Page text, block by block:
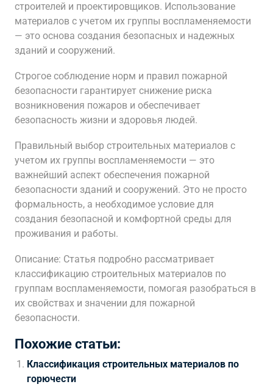
строителей и проектировщиков. Использование
материалов с учетом их группы воспламеняемости
— это основа создания безопасных и надежных
зданий и сооружений.
Строгое соблюдение норм и правил пожарной
безопасности гарантирует снижение риска
возникновения пожаров и обеспечивает
безопасность жизни и здоровья людей.
Правильный выбор строительных материалов с
учетом их группы воспламеняемости — это
важнейший аспект обеспечения пожарной
безопасности зданий и сооружений. Это не просто
формальность, а необходимое условие для
создания безопасной и комфортной среды для
проживания и работы.
Описание: Статья подробно рассматривает
классификацию строительных материалов по
группам воспламеняемости, помогая разобраться в
их свойствах и значении для пожарной
безопасности.
Похожие статьи:
Классификация строительных материалов по
горючести